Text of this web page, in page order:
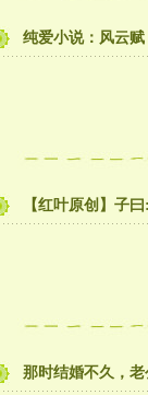
纯爱小说：风云
【红叶原创】子
那时结婚不久，